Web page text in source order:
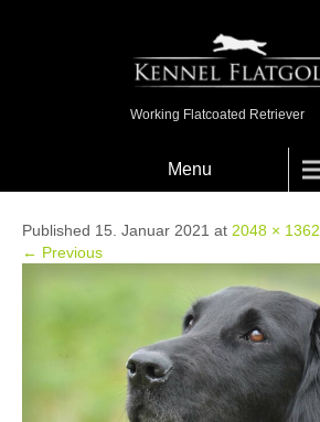
Working Flatcoated Retriever
Menu
Published 15. Januar 2021 at 2048 × 1362
← Previous